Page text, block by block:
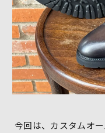
今回は、カスタムオ